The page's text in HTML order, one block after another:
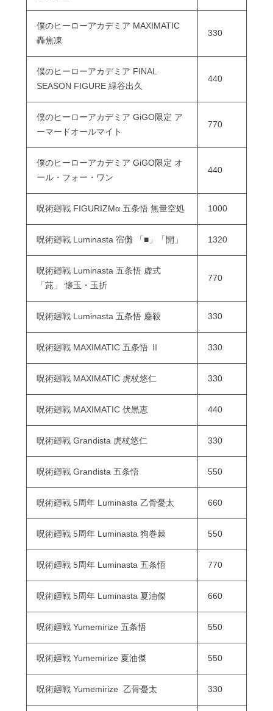
僕のヒーローアカデミア MAXIMATIC
轟焦凍
330
僕のヒーローアカデミア FINAL
SEASON FIGURE 緑谷出久
440
僕のヒーローアカデミア GiGO限定 ア
ーマードオールマイト
770
僕のヒーローアカデミア GiGO限定 オ
ール・フォー・ワン
440
呪術廻戦 FIGURIZMα 五条悟 無量空処 1000
呪術廻戦 Luminasta 宿儺 「■」「開」 1320
呪術廻戦 Luminasta 五条悟 虚式
「茈」 懐玉・玉折
770
呪術廻戦 Luminasta 五条悟 鏖殺 330
呪術廻戦 MAXIMATIC 五条悟 Ⅱ 330
呪術廻戦 MAXIMATIC 虎杖悠仁 330
呪術廻戦 MAXIMATIC 伏黒恵 440
呪術廻戦 Grandista 虎杖悠仁 330
呪術廻戦 Grandista 五条悟 550
呪術廻戦 5周年 Luminasta 乙骨憂太 660
呪術廻戦 5周年 Luminasta 狗巻棘 550
呪術廻戦 5周年 Luminasta 五条悟 770
呪術廻戦 5周年 Luminasta 夏油傑 660
呪術廻戦 Yumemirize 五条悟 550
呪術廻戦 Yumemirize 夏油傑 550
呪術廻戦 Yumemirize 乙骨憂太 330